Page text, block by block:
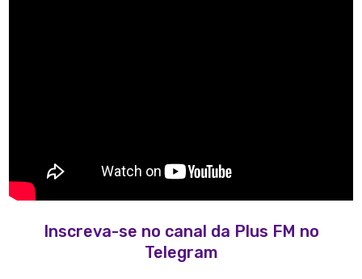
Inscreva-se no canal da Plus FM no
Telegram